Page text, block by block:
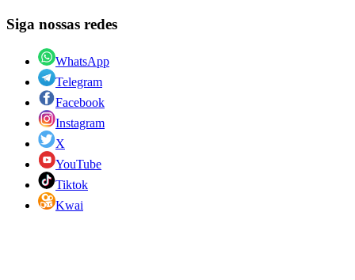
Siga nossas redes
WhatsApp
Telegram
Facebook
Instagram
X
YouTube
Tiktok
Kwai